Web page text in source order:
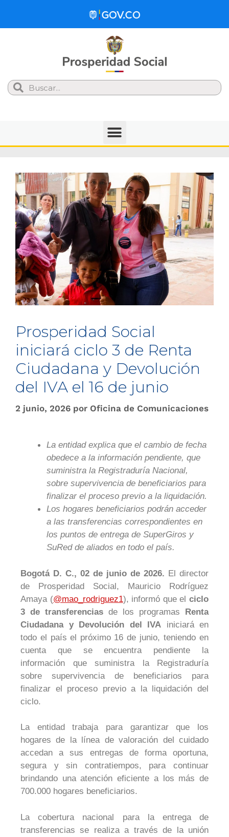
Search
Prosperidad Social
iniciará ciclo 3 de Renta
Ciudadana y Devolución
del IVA el 16 de junio
2 junio, 2026 por Oficina de Comunicaciones
La entidad explica que el cambio de fecha
obedece a la información pendiente, que
suministra la Registraduría Nacional,
sobre supervivencia de beneficiarios para
finalizar el proceso previo a la liquidación.
Los hogares beneficiarios podrán acceder
a las transferencias correspondientes en
los puntos de entrega de SuperGiros y
SuRed de aliados en todo el país.
Bogotá D. C., 02 de junio de 2026. El director
de Prosperidad Social, Mauricio Rodríguez
Amaya (@mao_rodriguez1), informó que elciclo
3 de transferencias de los programas Renta
Ciudadana y Devolución del IVA iniciará en
todo el país el próximo 16 de junio, teniendo en
cuenta que se encuentra pendiente la
información que suministra la Registraduría
sobre supervivencia de beneficiarios para
finalizar el proceso previo a la liquidación del
ciclo.
La entidad trabaja para garantizar que los
hogares de la línea de valoración del cuidado
accedan a sus entregas de forma oportuna,
segura y sin contratiempos, para continuar
brindando una atención eficiente a los más de
700.000 hogares beneficiarios.
La cobertura nacional para la entrega de
transferencias se realiza a través de la unión